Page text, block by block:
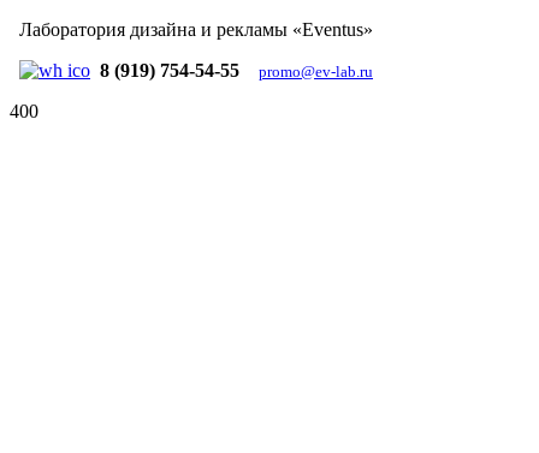
Лаборатория дизайна и рекламы «Eventus»
8 (919) 754-54-55
promo@ev-lab.ru
400